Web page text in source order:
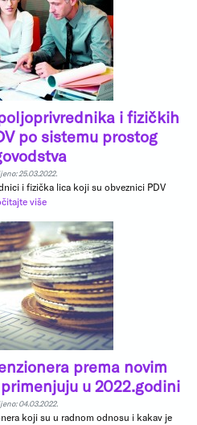
i fizičkih
po sistemu prostog
25.03.2022.
i fizička lica koji su obveznici PDV
više
prema novim
u 2022.godini
04.03.2022.
koji su u radnom odnosu i kakav je